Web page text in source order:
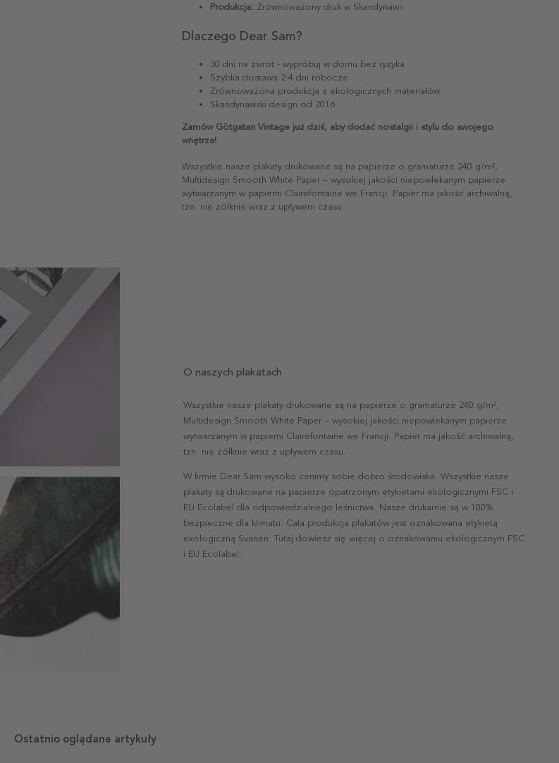
Produkcja: Zrównoważony druk w Skandynawii
Dlaczego Dear Sam?
30 dni na zwrot - wypróbuj w domu bez ryzyka
Szybka dostawa 2-4 dni robocze
Zrównoważona produkcja z ekologicznych materiałów
Skandynawski design od 2016
Zamów Götgatan Vintage już dziś, aby dodać nostalgii i stylu do swojego
wnętrza!
Wszystkie nasze plakaty drukowane są na papierze o gramaturze 240 g/m²,
Multidesign Smooth White Paper – wysokiej jakości niepowlekanym papierze
wytwarzanym w papierni Clairefontaine we Francji. Papier ma jakość archiwalną,
tzn. nie żółknie wraz z upływem czasu.
O naszych plakatach
Wszystkie nasze plakaty drukowane są na papierze o gramaturze 240 g/m²,
Multidesign Smooth White Paper – wysokiej jakości niepowlekanym papierze
wytwarzanym w papierni Clairefontaine we Francji. Papier ma jakość archiwalną,
tzn. nie żółknie wraz z upływem czasu.
W firmie Dear Sam wysoko cenimy sobie dobro środowiska. Wszystkie nasze
plakaty są drukowane na papierze opatrzonym etykietami ekologicznymi FSC i
EU Ecolabel dla odpowiedzialnego leśnictwa. Nasze drukarnie są w 100%
bezpieczne dla klimatu. Cała produkcja plakatów jest oznakowana etykietą
ekologiczną Svanen. Tutaj dowiesz się więcej o oznakowaniu ekologicznym FSC
i EU Ecolabel.
Ostatnio oglądane artykuły